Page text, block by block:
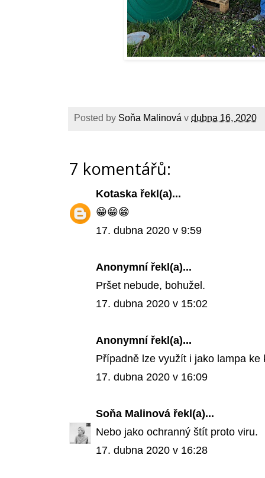
Posted by Soňa Malinová v dubna 16, 2020
7 komentářů:
Kotaska řekl(a)...
😁😁😁
17. dubna 2020 v 9:59
Anonymní řekl(a)...
Pršet nebude, bohužel.
17. dubna 2020 v 15:02
Anonymní řekl(a)...
Případně lze využít i jako lampa ke
17. dubna 2020 v 16:09
Soňa Malinová řekl(a)...
Nebo jako ochranný štít proto viru.
17. dubna 2020 v 16:28